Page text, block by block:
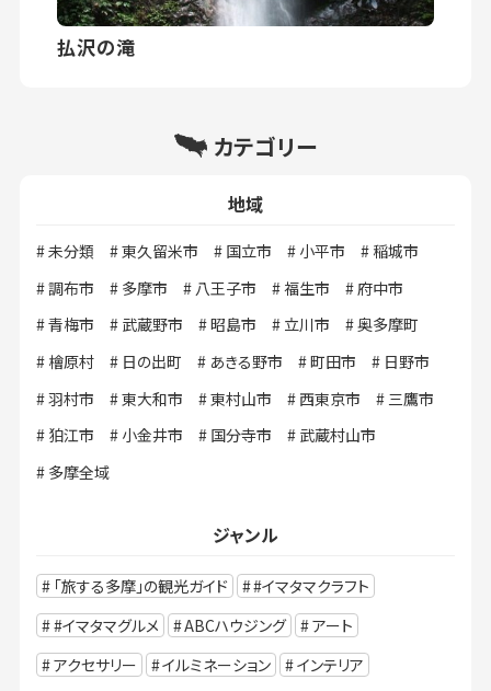
払沢の滝
カテゴリー
地域
未分類 東久留米市 国立市 小平市
稲城市
調布市
多摩市 八王子市 福生市
府中市
青梅市
武蔵野市 昭島市 立川市
奥多摩町
檜原村
日の出町 あきる野市 町田市
日野市
羽村市
東大和市 東村山市 西東京市
三鷹市
狛江市
小金井市 国分寺市
武蔵村山市
多摩全域
ジャンル
「旅する多摩」の観光ガイド
#イマタマクラフト
#イマタマグルメ
ABCハウジング
アート
アクセサリー
イルミネーション
インテリア